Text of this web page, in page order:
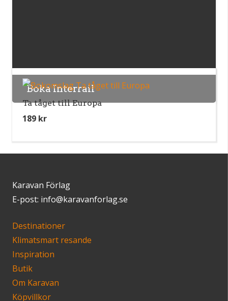
Boka Interrail
Ta tåget till Europa
189 kr
Karavan Förlag
E-post: info@karavanforlag.se
Destinationer
Klimatsmart resande
Inspiration
Butik
Om Karavan
Köpvillkor